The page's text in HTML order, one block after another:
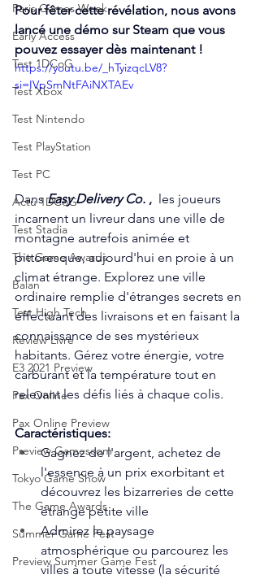
Paris Games Week
Early Access
Test 1DCoG
Test Xbox
Test Nintendo
Test PlayStation
Test PC
Actu 1DCoG
Test Stadia
The Game Awards
Balan
Test High Tech
Review Livre
E3 2021 Preview
Pax Online
Pax Online Preview
Preview Gamescom
Tokyo Game Show
The Game Awards
Summer Game Fest
Preview Summer Game Fest
Pour fêter cette révélation, nous avons
lancé une démo sur Steam que vous
pouvez essayer dès maintenant !
https://youtu.be/_hTyizqcLV8?
si=IVpSmNtFAiNXTAEv
Dans Easy Delivery Co. , les joueurs
incarnent un livreur dans une ville de
montagne autrefois animée et
pittoresque, aujourd'hui en proie à un
climat étrange. Explorez une ville
ordinaire remplie d'étranges secrets en
effectuant des livraisons et en faisant la
connaissance de ses mystérieux
habitants. Gérez votre énergie, votre
carburant et la température tout en
relevant les défis liés à chaque colis.
Caractéristiques:
Gagnez de l'argent, achetez de
l'essence à un prix exorbitant et
découvrez les bizarreries de cette
étrange petite ville
Admirez le paysage
atmosphérique ou parcourez les
villes à toute vitesse (la sécurité